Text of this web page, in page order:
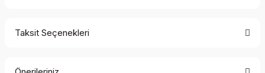
Taksit Seçenekleri